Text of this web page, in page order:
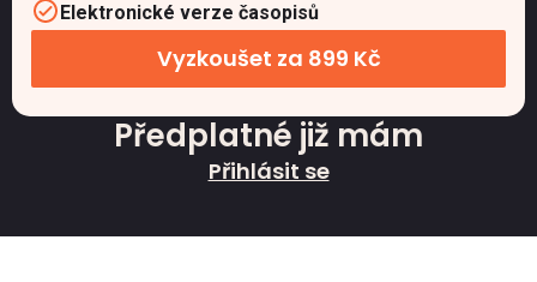
Elektronické verze časopisů
Vyzkoušet za 899 Kč
Předplatné již mám
Přihlásit se